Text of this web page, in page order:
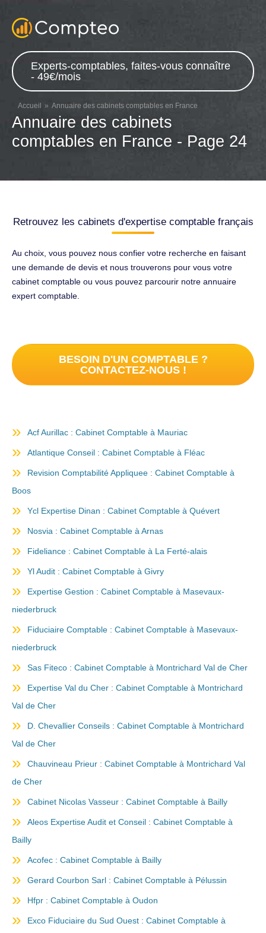
Experts-comptables, faites-vous connaître
- 49€/mois
Accueil Annuaire des cabinets comptables en France
Annuaire des cabinets
comptables en France - Page 24
Retrouvez les cabinets d'expertise comptable français
Au choix, vous pouvez nous confier votre recherche en faisant
une demande de devis et nous trouverons pour vous votre
cabinet comptable ou vous pouvez parcourir notre annuaire
expert comptable.
BESOIN D'UN COMPTABLE ?
CONTACTEZ-NOUS !
Acf Aurillac : Cabinet Comptable à Mauriac
Atlantique Conseil : Cabinet Comptable à Fléac
Revision Comptabilité Appliquee : Cabinet Comptable à
Boos
Ycl Expertise Dinan : Cabinet Comptable à Quévert
Nosvia : Cabinet Comptable à Arnas
Fideliance : Cabinet Comptable à La Ferté-alais
Yl Audit : Cabinet Comptable à Givry
Expertise Gestion : Cabinet Comptable à Masevaux-
niederbruck
Fiduciaire Comptable : Cabinet Comptable à Masevaux-
niederbruck
Sas Fiteco : Cabinet Comptable à Montrichard Val de Cher
Expertise Val du Cher : Cabinet Comptable à Montrichard
Val de Cher
D. Chevallier Conseils : Cabinet Comptable à Montrichard
Val de Cher
Chauvineau Prieur : Cabinet Comptable à Montrichard Val
de Cher
Cabinet Nicolas Vasseur : Cabinet Comptable à Bailly
Aleos Expertise Audit et Conseil : Cabinet Comptable à
Bailly
Acofec : Cabinet Comptable à Bailly
Gerard Courbon Sarl : Cabinet Comptable à Pélussin
Hfpr : Cabinet Comptable à Oudon
Exco Fiduciaire du Sud Ouest : Cabinet Comptable à